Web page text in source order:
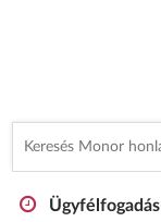
Ügyfélfogadás